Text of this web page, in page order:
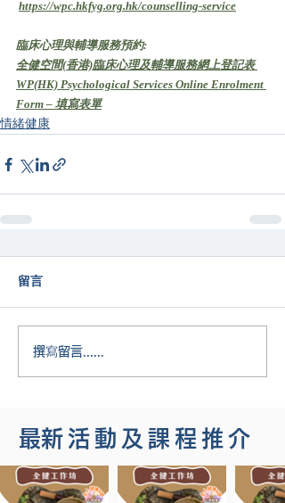
https://wpc.hkfyg.org.hk/counselling-service
臨床心理與輔導服務預約:
全健空間(香港)臨床心理及輔導服務網上登記表
WP(HK) Psychological Services Online Enrolment
Form – 填寫表單
情緒健康
留言
撰寫留言......
​最新活動及課程推介